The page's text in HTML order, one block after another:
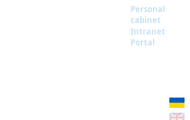
Personal
cabinet
Intranet
Portal